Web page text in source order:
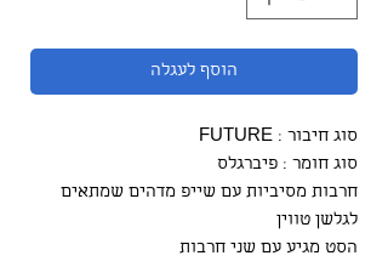
הוסף לעגלה
סוג חיבור : FUTURE
סוג חומר : פיברגלס
חרבות מסיביות עם שייפ מדהים שמתאים
לגלשן טווין
הסט מגיע עם שני חרבות